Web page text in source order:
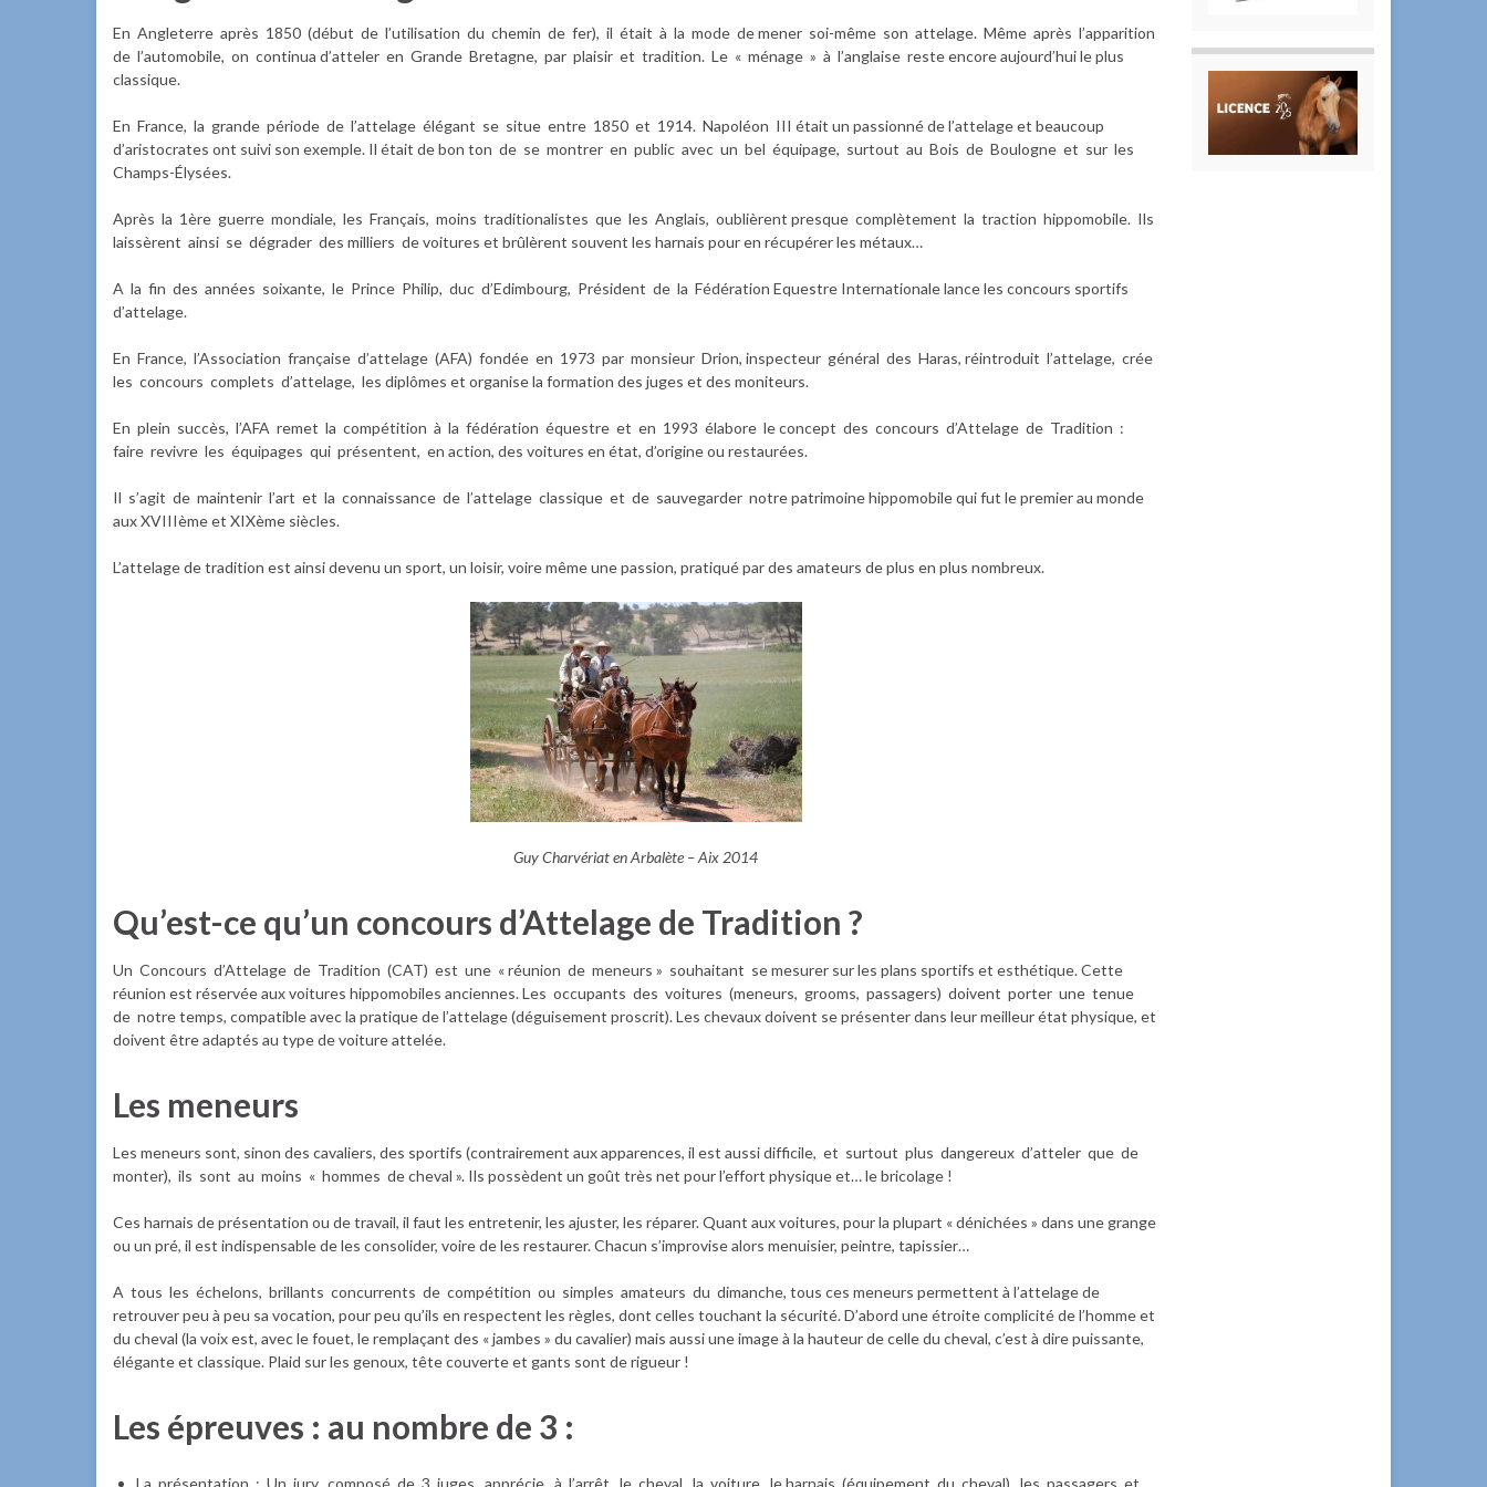
En Angleterre après 1850 (début de l’utilisation du chemin de fer), il était à la mode de mener soi-même son attelage. Même après l’apparition
de l’automobile, on continua d’atteler en Grande Bretagne, par plaisir et tradition. Le « ménage » à l’anglaise reste encore aujourd’hui le plus
classique.
En France, la grande période de l’attelage élégant se situe entre 1850 et 1914. Napoléon III était un passionné de l’attelage et beaucoup
d’aristocrates ont suivi son exemple. Il était de bon ton de se montrer en public avec un bel équipage, surtout au Bois de Boulogne et sur les
Champs-Élysées.
Après la 1ère guerre mondiale, les Français, moins traditionalistes que les Anglais, oublièrent presque complètement la traction hippomobile. Ils
laissèrent ainsi se dégrader des milliers de voitures et brûlèrent souvent les harnais pour en récupérer les métaux…
A la fin des années soixante, le Prince Philip, duc d’Edimbourg, Président de la Fédération Equestre Internationale lance les concours sportifs
d’attelage.
En France, l’Association française d’attelage (AFA) fondée en 1973 par monsieur Drion, inspecteur général des Haras, réintroduit l’attelage, crée
les concours complets d’attelage, les diplômes et organise la formation des juges et des moniteurs.
En plein succès, l’AFA remet la compétition à la fédération équestre et en 1993 élabore le concept des concours d’Attelage de Tradition :
faire revivre les équipages qui présentent, en action, des voitures en état, d’origine ou restaurées.
Il s’agit de maintenir l’art et la connaissance de l’attelage classique et de sauvegarder notre patrimoine hippomobile qui fut le premier au monde
aux XVIIIème et XIXème siècles.
L’attelage de tradition est ainsi devenu un sport, un loisir, voire même une passion, pratiqué par des amateurs de plus en plus nombreux.
Guy Charvériat en Arbalète – Aix 2014
Qu’est-ce qu’un concours d’Attelage de Tradition ?
Un Concours d’Attelage de Tradition (CAT) est une « réunion de meneurs » souhaitant se mesurer sur les plans sportifs et esthétique. Cette
réunion est réservée aux voitures hippomobiles anciennes. Les occupants des voitures (meneurs, grooms, passagers) doivent porter une tenue
de notre temps, compatible avec la pratique de l’attelage (déguisement proscrit). Les chevaux doivent se présenter dans leur meilleur état physique, et
doivent être adaptés au type de voiture attelée.
Les meneurs
Les meneurs sont, sinon des cavaliers, des sportifs (contrairement aux apparences, il est aussi difficile, et surtout plus dangereux d’atteler que de
monter), ils sont au moins « hommes de cheval ». Ils possèdent un goût très net pour l’effort physique et… le bricolage !
Ces harnais de présentation ou de travail, il faut les entretenir, les ajuster, les réparer. Quant aux voitures, pour la plupart « dénichées » dans une grange
ou un pré, il est indispensable de les consolider, voire de les restaurer. Chacun s’improvise alors menuisier, peintre, tapissier…
A tous les échelons, brillants concurrents de compétition ou simples amateurs du dimanche, tous ces meneurs permettent à l’attelage de
retrouver peu à peu sa vocation, pour peu qu’ils en respectent les règles, dont celles touchant la sécurité. D’abord une étroite complicité de l’homme et
du cheval (la voix est, avec le fouet, le remplaçant des « jambes » du cavalier) mais aussi une image à la hauteur de celle du cheval, c’est à dire puissante,
élégante et classique. Plaid sur les genoux, tête couverte et gants sont de rigueur !
Les épreuves : au nombre de 3 :
La présentation : Un jury, composé de 3 juges, apprécie, à l’arrêt, le cheval, la voiture, le harnais (équipement du cheval), les passagers et